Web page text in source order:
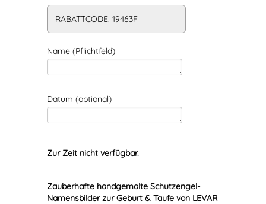
RABATTCODE: 19463F
Name (Pflichtfeld)
Datum (optional)
Zur Zeit nicht verfügbar.
Zauberhafte handgemalte Schutzengel-
Namensbilder zur Geburt & Taufe von LEVAR